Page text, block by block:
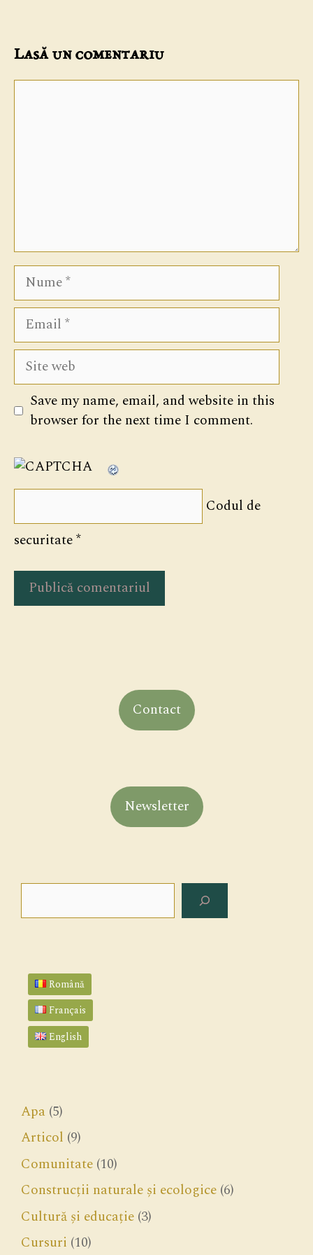
Lasă un comentariu
Nume
Email
Site
web
Save my name, email, and website in this
browser for the next time I comment.
Codul de
securitate*
Contact
Newsletter
Română
Français
English
Apa (5)
Articol (9)
Comunitate (10)
Construcții naturale și ecologice (6)
Cultură și educație (3)
Cursuri (10)